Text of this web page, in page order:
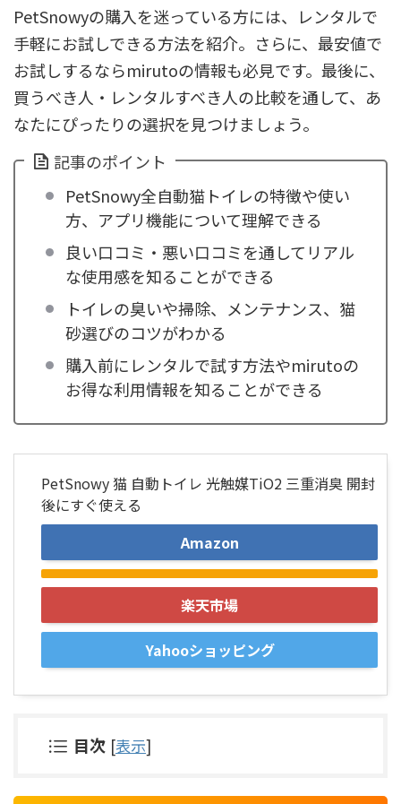
PetSnowyの購入を迷っている方には、レンタルで
手軽にお試しできる方法を紹介。さらに、最安値で
お試しするならmirutoの情報も必見です。最後に、
買うべき人・レンタルすべき人の比較を通して、あ
なたにぴったりの選択を見つけましょう。
記事のポイント
PetSnowy全自動猫トイレの特徴や使い
方、アプリ機能について理解できる
良い口コミ・悪い口コミを通してリアル
な使用感を知ることができる
トイレの臭いや掃除、メンテナンス、猫
砂選びのコツがわかる
購入前にレンタルで試す方法やmirutoの
お得な利用情報を知ることができる
PetSnowy 猫 自動トイレ 光触媒TiO2 三重消臭 開封
後にすぐ使える
Amazon
楽天市場
Yahooショッピング
目次 [表示]